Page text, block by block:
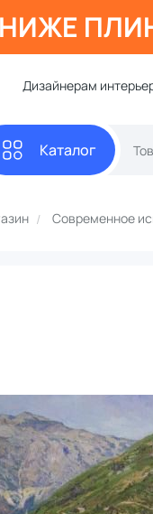
Дизайнерам
Каталог
Современное